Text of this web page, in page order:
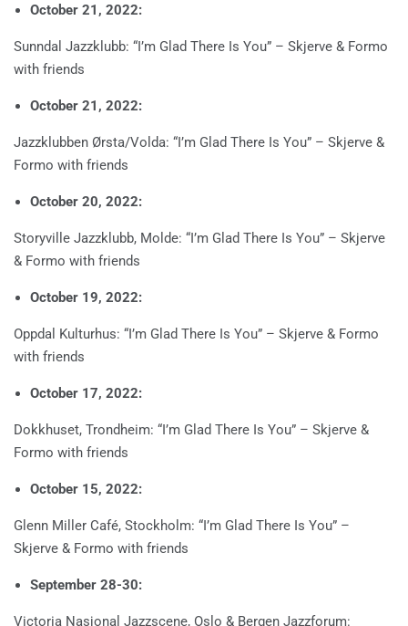
October 21, 2022:
Sunndal Jazzklubb: “I’m Glad There Is You” – Skjerve & Formo
with friends
October 21, 2022:
Jazzklubben Ørsta/Volda: “I’m Glad There Is You” – Skjerve &
Formo with friends
October 20, 2022:
Storyville Jazzklubb, Molde: “I’m Glad There Is You” – Skjerve
& Formo with friends
October 19, 2022:
Oppdal Kulturhus: “I’m Glad There Is You” – Skjerve & Formo
with friends
October 17, 2022:
Dokkhuset, Trondheim: “I’m Glad There Is You” – Skjerve &
Formo with friends
October 15, 2022:
Glenn Miller Café, Stockholm: “I’m Glad There Is You” –
Skjerve & Formo with friends
September 28-30:
Victoria Nasjonal Jazzscene, Oslo & Bergen Jazzforum: